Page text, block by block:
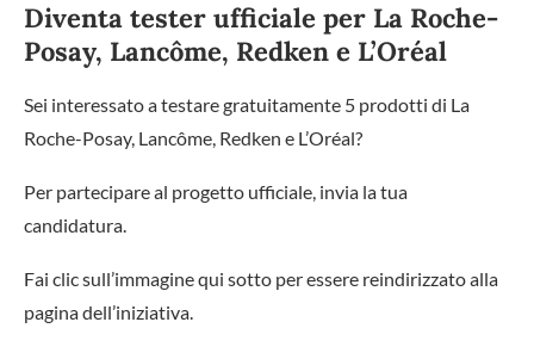
Diventa tester ufficiale per La Roche-
Posay, Lancôme, Redken e L’Oréal
Sei interessato a testare gratuitamente 5 prodotti di La
Roche-Posay, Lancôme, Redken e L’Oréal?
Per partecipare al progetto ufficiale, invia la tua
candidatura.
Fai clic sull’immagine qui sotto per essere reindirizzato alla
pagina dell’iniziativa.